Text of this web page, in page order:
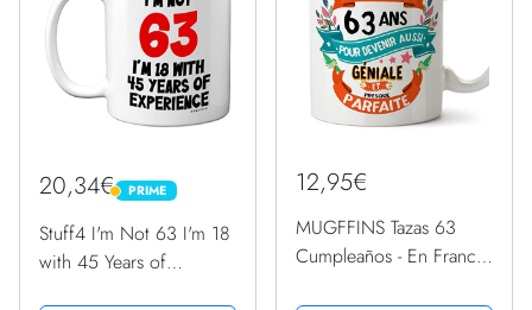
20,34€ PRIME
PRIME
Stuff4 I'm Not 63 I'm 18
with 45 Years of
12,95€
MUGFFINS Tazas 63
Cumpleaños - En Francés